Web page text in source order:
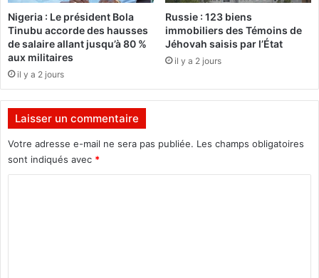
n
f
e
v
a
i
l
o
s
a
v
e
Nigeria : Le président Bola
Tinubu accorde des hausses
de salaire allant jusqu’à 80 %
aux militaires
il y a 2 jours
Russie : 123 biens
immobiliers des Témoins de
Jéhovah saisis par l’État
il y a 2 jours
Laisser un commentaire
Votre adresse e-mail ne sera pas publiée. Les champs obligatoires
sont indiqués avec *